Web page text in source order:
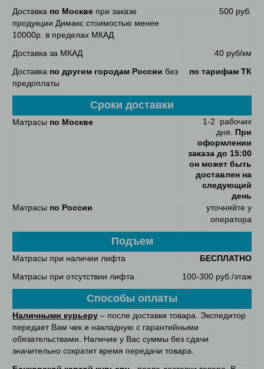
Доставка по Москве при заказе
продукции Димакс стоимостью менее
10000р. в пределах МКАД
500 руб.
Доставка за МКАД
40 руб/км
Доставка по другим городам России без
предоплаты
по тарифам ТК
Сроки доставки
Матрасы по Москве
1-2 рабочих
дня. При
оформлении
заказа до 15:00
он может быть
доставлен на
следующий
день
Матрасы по России
уточняйте у
оператора
Подъем
Матрасы при наличии лифта
БЕСПЛАТНО
Матрасы при отсутствии лифта
100-300 руб./этаж
Способы оплаты
Наличными курьеру – после доставки товара. Экспедитор
передает Вам чек и накладную с гарантийными
обязательствами. Наличие у Вас суммы без сдачи
значительно сократит время передачи товара.